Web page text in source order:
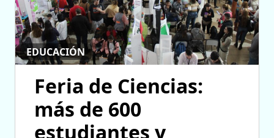
EDUCACIÓN
Feria de Ciencias:
más de 600
estudiantes y